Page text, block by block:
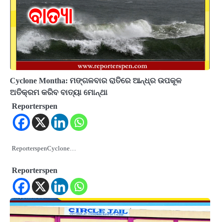
Cyclone Montha: ମଙ୍ଗଳବାର ରାତିରେ ଆନ୍ଧ୍ର ଉପକୂଳ
ଅତିକ୍ରମ କରିବ ବାତ୍ୟା ମୋନ୍ଥା
Reporterspen
ReporterspenCyclone…
Reporterspen